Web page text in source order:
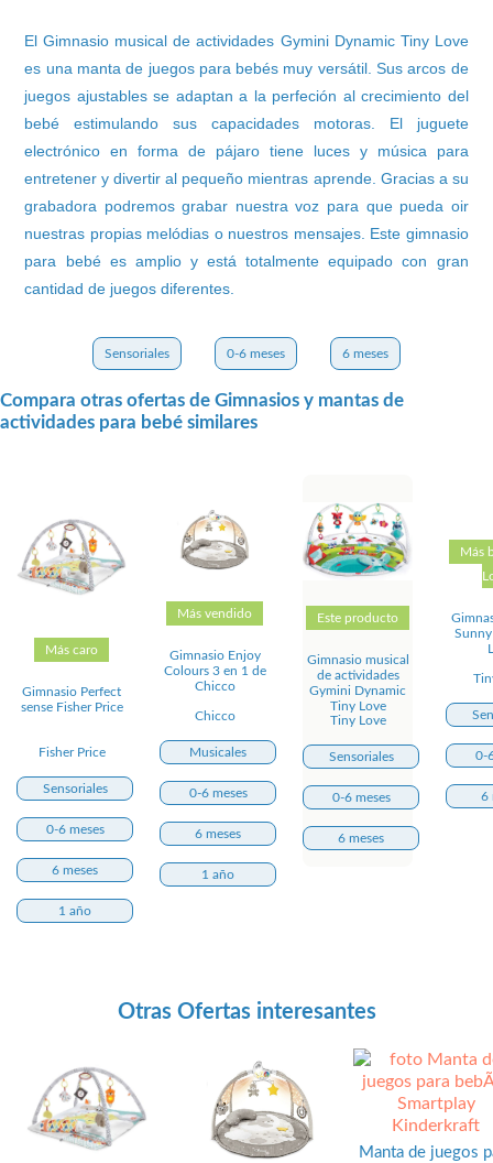
El Gimnasio musical de actividades Gymini Dynamic Tiny Love
es una manta de juegos para bebés muy versátil. Sus arcos de
juegos ajustables se adaptan a la perfeción al crecimiento del
bebé estimulando sus capacidades motoras. El juguete
electrónico en forma de pájaro tiene luces y música para
entretener y divertir al pequeño mientras aprende. Gracias a su
grabadora podremos grabar nuestra voz para que pueda oir
nuestras propias melódias o nuestros mensajes. Este gimnasio
para bebé es amplio y está totalmente equipado con gran
cantidad de juegos diferentes.
Sensoriales 0-6 meses 6 meses
Compara otras ofertas de Gimnasios y mantas de
actividades para bebé similares
Más caro
Gimnasio Perfect
sense Fisher Price
Fisher Price
Sensoriales
0-6 meses
6 meses
1 año
Más vendido
Gimnasio Enjoy
Colours 3 en 1 de
Chicco
Chicco
Musicales
0-6 meses
6 meses
1 año
Este producto
Gimnasio musical
de actividades
Gymini Dynamic
Tiny Love
Tiny Love
Sensoriales
0-6 meses
6 meses
Más
0-
6
Otras Ofertas interesantes
Manta de juegos